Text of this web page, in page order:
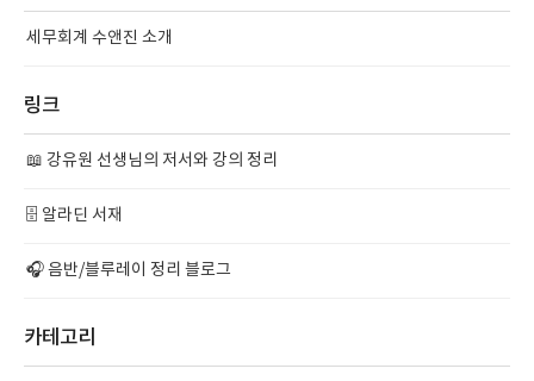
세무회계 수앤진 소개
링크
📖 강유원 선생님의 저서와 강의 정리
🗄️ 알라딘 서재
🎧 음반/블루레이 정리 블로그
카테고리